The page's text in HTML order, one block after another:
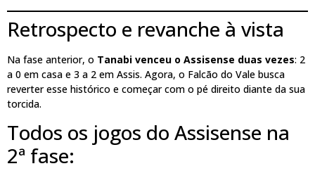
Retrospecto e revanche à vista
Na fase anterior, o Tanabi venceu o Assisense duas vezes: 2
a 0 em casa e 3 a 2 em Assis. Agora, o Falcão do Vale busca
reverter esse histórico e começar com o pé direito diante da sua
torcida.
Todos os jogos do Assisense na
2ª fase: